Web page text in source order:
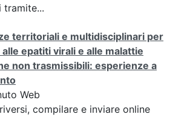
tramite...
territoriali e multidisciplinari per
alle epatiti virali e alle malattie
non trasmissibili: esperienze a
Web
compilare e inviare online